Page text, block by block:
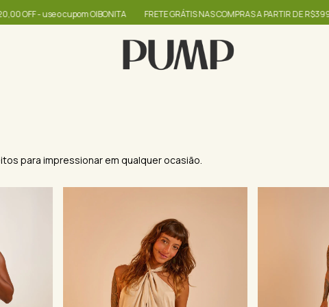
FRETE GRÁTIS NAS COMPRAS A PARTIR DE R$399 até 60% + R$20,00 OFF - use o
para impressionar em qualquer ocasião.